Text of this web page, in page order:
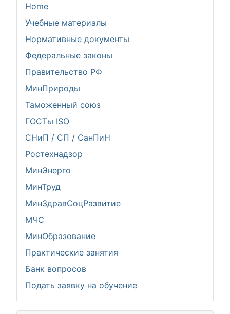
Home
Учебные материалы
Нормативные документы
Федеральные законы
Правительство РФ
МинПрироды
Таможенный союз
ГОСТы ISO
СНиП / СП / СанПиН
Ростехнадзор
МинЭнерго
МинТруд
МинЗдравСоцРазвитие
МЧС
МинОбразование
Практические занятия
Банк вопросов
Подать заявку на обучение